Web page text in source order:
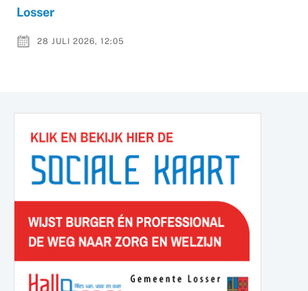
Losser
28 JULI 2026, 12:05